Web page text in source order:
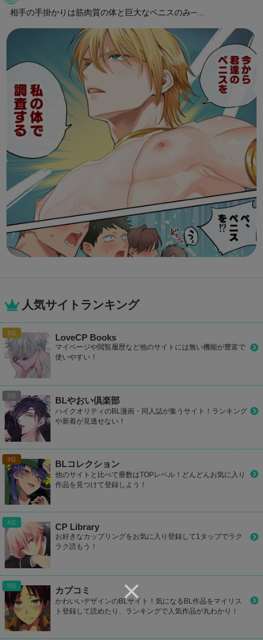
相手の手掛かりは筋肉質の体と巨大なペニスのみ─…
人気サイトランキング
LoveCP Books
マイページや閲覧履歴など他のサイトには無い機能が豊富で
使いやすい！
BLやおい倶楽部
ハイクオリティのBL漫画・同人誌が集うサイト！ランキング
や新着が見逃せない！
BLコレクション
他のサイトと比べて冊数はTOPレベル！どんどんお気に入り
作品を見つけて登録しよう！
CP Library
お好きなカップリングをお気に入り登録して1タップでラク
ラク読もう！
カプコミ
かわいいデザインのBLサイト！気になるBL作品をマイリス
ト登録して読めたり、ランキングで人気作品が丸わかり！